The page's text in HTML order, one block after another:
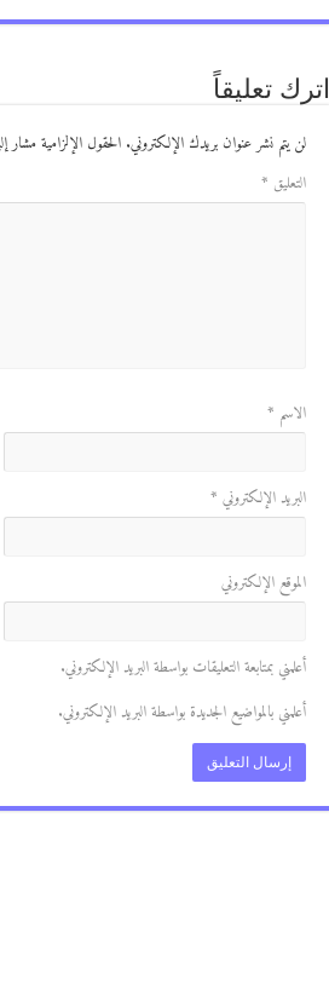
اترك تعليقاً
لن يتم نشر عنوان بريدك الإلكتروني. الحقول الإلزامية مشار
التعليق *
الاسم *
البريد الإلكتروني *
الموقع الإلكتروني
أعلمني بمتابعة التعليقات بواسطة البريد الإلكتروني.
أعلمني بالمواضيع الجديدة بواسطة البريد الإلكتروني.